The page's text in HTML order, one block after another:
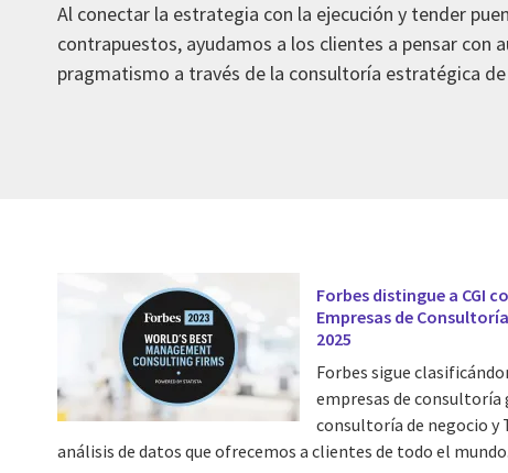
Al conectar la estrategia con la ejecución y tender
contrapuestos, ayudamos a los clientes a pensar con
pragmatismo a través de la consultoría estratégica
Forbes distingue a CGI
Empresas de
2025
Forbes sigue
empresas de consultoría
consultoría de negocio y
análisis de datos que ofrecemos a clientes de todo el mundo.